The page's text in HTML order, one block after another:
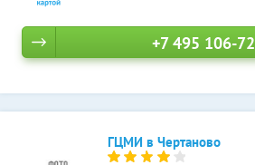
+7 495 106-
ГЦМИ в Чертаново